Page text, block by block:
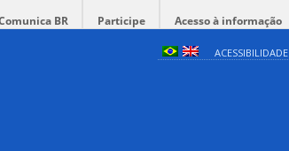
BR Participe Acesso à informação
ACESSIBILIDADE